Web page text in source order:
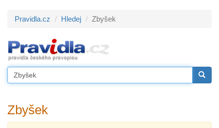
Pravidla.cz Hledej Zbyšek
Zbyšek